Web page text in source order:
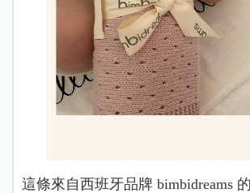
這條來自西班牙品牌 bimbidreams